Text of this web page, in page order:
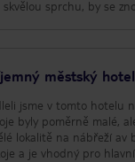
skvělou sprchu, by se
městský
jsme v tomto hotelu
byly poměrně malé,
lokalitě na nábřeží
a je vhodný pro